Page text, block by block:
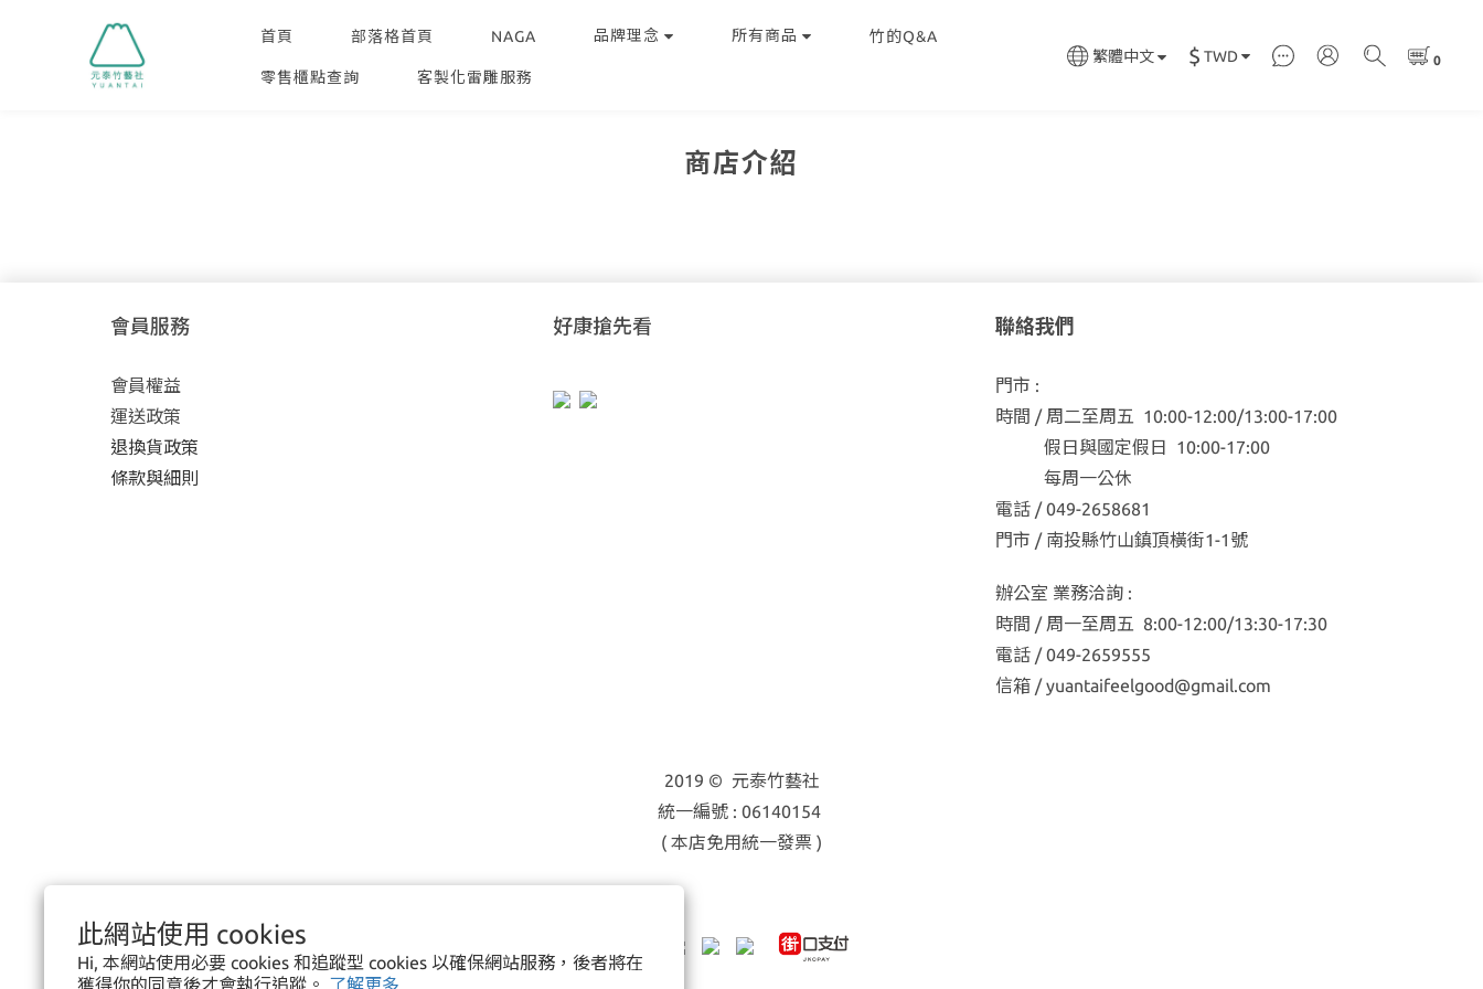
此網站使用 cookies
Hi, 本網站使用必要 cookies 和追蹤型 cookies 以確保網站服務，後者將在
獲得你的同意後才會執行追蹤。 了解更多
首頁 部落格首頁 NAGA 品牌理念 所有商品 竹的Q&A
零售櫃點查詢 客製化雷雕服務
繁體中文 $ TWD
商店介紹
會員服務
會員權益
運送政策
退換貨政策
條款與細則
好康搶先看 聯絡我們
門市 :
時間 / 周二至周五 10:00-12:00/13:00-17:00
假日與國定假日 10:00-17:00
每周一公休
電話 / 049-2658681
門市 / 南投縣竹山鎮頂橫街1-1號
辦公室 業務洽詢 :
時間 / 周一至周五 8:00-12:00/13:30-17:30
電話 / 049-2659555
信箱 / yuantaifeelgood@gmail.com
2019 © 元泰竹藝社
統一編號 : 06140154
( 本店免用統一發票 )